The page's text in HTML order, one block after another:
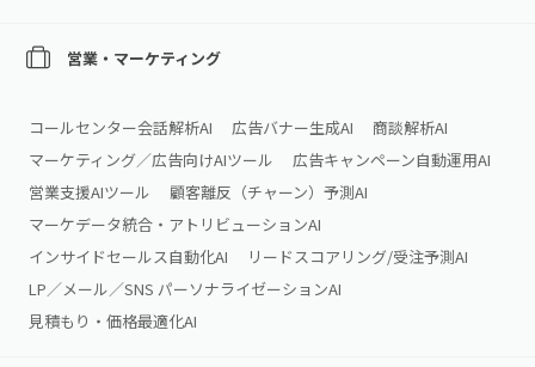
営業・マーケティング
コールセンター会話解析AI 広告バナー生成AI
商談解析AI
マーケティング／広告向けAIツール
広告キャンペーン自動運用AI
営業支援AIツール
顧客離反（チャーン）予測AI
マーケデータ統合・アトリビューションAI
インサイドセールス自動化AI
リードスコアリング/受注予測AI
LP／メール／SNS パーソナライゼーションAI
見積もり・価格最適化AI